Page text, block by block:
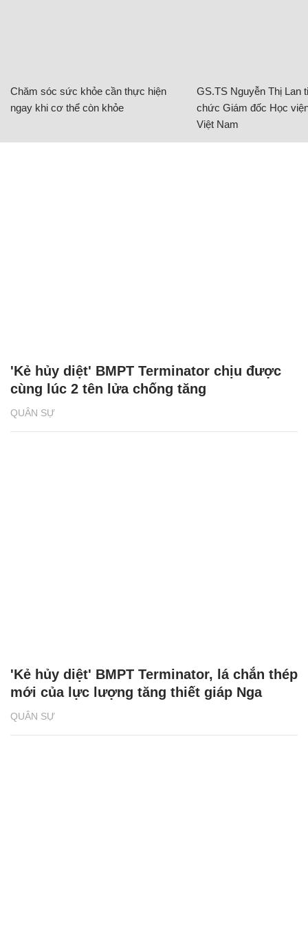
Chăm sóc sức khỏe cần thực hiện
ngay khi cơ thể còn khỏe
GS.TS Nguyễn Thị Lan
chức Giám đốc Học
Việt Nam
QUÂN SỰ
'Kẻ hủy diệt' BMPT Terminator chịu được
cùng lúc 2 tên lửa chống tăng
QUÂN SỰ
'Kẻ hủy diệt' BMPT Terminator, lá chắn thép
mới của lực lượng tăng thiết giáp Nga